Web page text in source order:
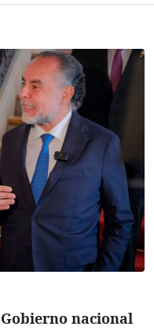
Gobierno nacional